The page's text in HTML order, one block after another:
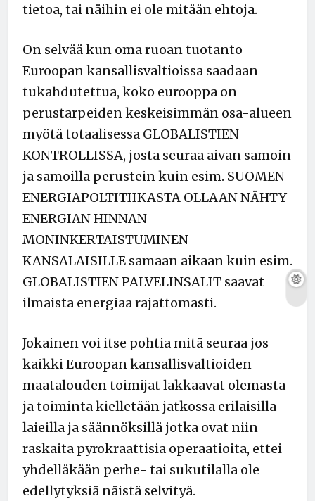
tietoa, tai näihin ei ole mitään ehtoja.
On selvää kun oma ruoan tuotanto
Euroopan kansallisvaltioissa saadaan
tukahdutettua, koko eurooppa on
perustarpeiden keskeisimmän osa-alueen
myötä totaalisessa GLOBALISTIEN
KONTROLLISSA, josta seuraa aivan samoin
ja samoilla perustein kuin esim. SUOMEN
ENERGIAPOLTITIIKASTA OLLAAN NÄHTY
ENERGIAN HINNAN
MONINKERTAISTUMINEN
KANSALAISILLE samaan aikaan kuin esim.
GLOBALISTIEN PALVELINSALIT saavat
ilmaista energiaa rajattomasti.
Jokainen voi itse pohtia mitä seuraa jos
kaikki Euroopan kansallisvaltioiden
maatalouden toimijat lakkaavat olemasta
ja toiminta kielletään jatkossa erilaisilla
laieilla ja säännöksillä jotka ovat niin
raskaita pyrokraattisia operaatioita, ettei
yhdelläkään perhe- tai sukutilalla ole
edellytyksiä näistä selvityä.